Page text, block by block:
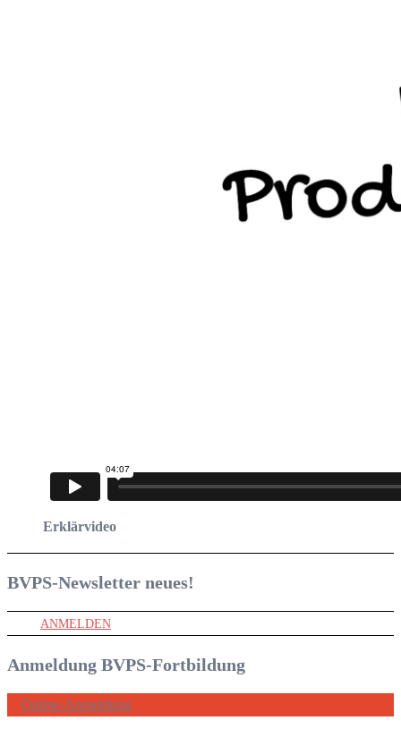
Erklärvideo
BVPS-Newsletter neues!
ANMELDEN
Anmeldung BVPS-Fortbildung
Online-Anmeldung